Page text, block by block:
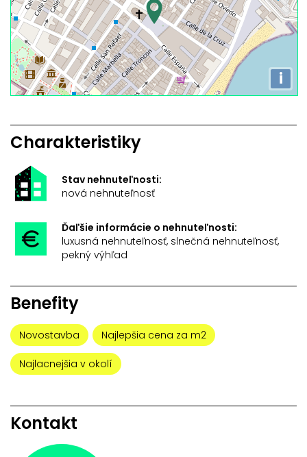
i
Charakteristiky
Stav nehnuteľnosti:
nová nehnuteľnosť
Ďaľšie informácie o nehnuteľnosti:
luxusná nehnuteľnosť, slnečná nehnuteľnosť,
pekný výhľad
Benefity
Novostavba Najlepšia cena za m2
Najlacnejšia v okolí
Kontakt